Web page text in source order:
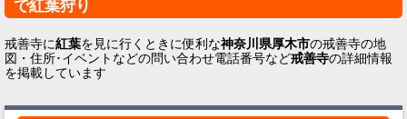
で紅葉狩り
戒善寺に紅葉を見に行くときに便利な神奈川県厚木市の戒善寺の地
図・住所･イベントなどの問い合わせ電話番号など戒善寺の詳細情報
を掲載しています